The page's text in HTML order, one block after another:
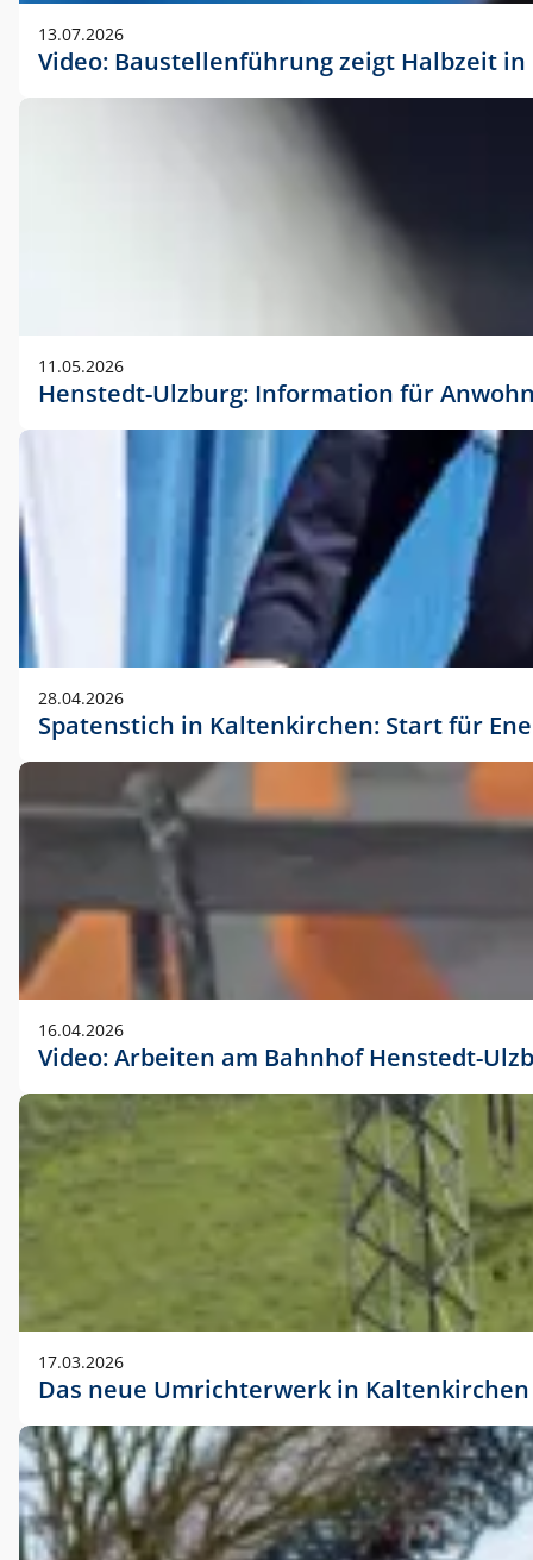
13.07.2026
Video: Baustellenführung zeigt Halbzeit
11.05.2026
Henstedt-Ulzburg: Information für
28.04.2026
Spatenstich in Kaltenkirchen: Start für
16.04.2026
Video: Arbeiten am Bahnhof Henstedt-
17.03.2026
Das neue Umrichterwerk in Kaltenkirchen